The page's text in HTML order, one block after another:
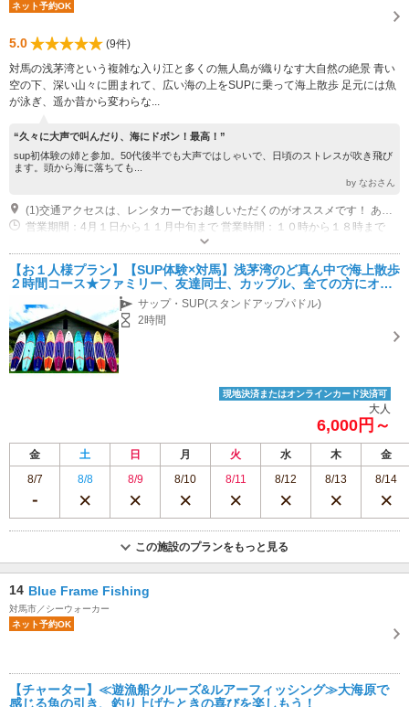
ネット予約OK
5.0
(9件)
対馬の浅茅湾という複雑な入り江と多くの無人島が織りなす大自然の絶景 青い
空の下、深い山々に囲まれて、広い海の上をSUPに乗って海上散歩 足元には魚
が泳ぎ、遥か昔から変わらな...
“久々に大声で叫んだり、海にドボン！最高！”
sup初体験の姉と参加。50代後半でも大声ではしゃいで、日頃のストレスが吹き飛び
ます。頭から海に落ちても...
by なおさん
(1)交通アクセスは、レンタカーでお越しいただくのがオススメです！ あそうベイパークキャンプ場奥へお越しください！ 対馬空港より車で１０分 厳原港より車で３０分 比田勝港より車で８０分 駐車場は１０台ほど駐車できます。
営業期間：4月１日から１１月中旬まで 営業時間：１０時から１８時まで
【お１人様プラン】【SUP体験×対馬】浅茅湾のど真ん中で海上散歩
２時間コース★ファミリー、友達同士、カップル、全ての方にオス
サップ・SUP(スタンドアップパドル)
2時間
現地決済またはオンラインカード決済可
大人
6,000円～
金 土 日 月 火 水 木
金
8/7
8/8 8/9 8/10 8/11 8/12 8/13 8/14
この施設のプランをもっと見る
14 Blue Frame Fishing
対馬市／シーウォーカー
ネット予約OK
【チャーター】≪遊漁船クルーズ&ルアーフィッシング≫大海原で
感じる魚の引き、釣り上げたときの喜びを楽しもう！